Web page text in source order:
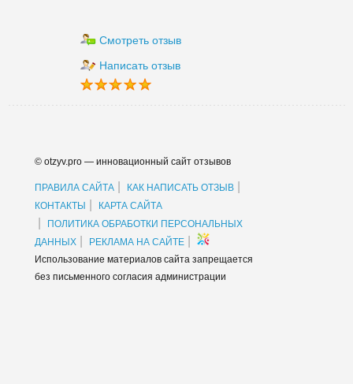
Смотреть отзыв
Написать отзыв
© otzyv.pro — инновационный сайт отзывов
ПРАВИЛА САЙТА КАК НАПИСАТЬ ОТЗЫВ
КОНТАКТЫ КАРТА САЙТА
ПОЛИТИКА ОБРАБОТКИ ПЕРСОНАЛЬНЫХ
ДАННЫХ
РЕКЛАМА НА САЙТЕ
Использование материалов сайта запрещается
без письменного согласия администрации